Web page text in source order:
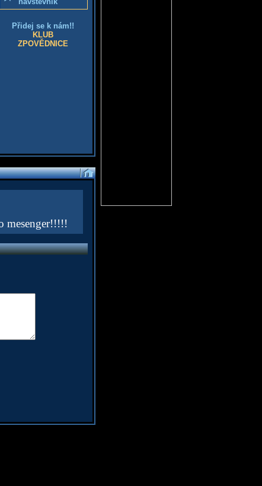
Přidej se k nám!!
KLUB
ZPOVĚDNICE
mesenger!!!!!